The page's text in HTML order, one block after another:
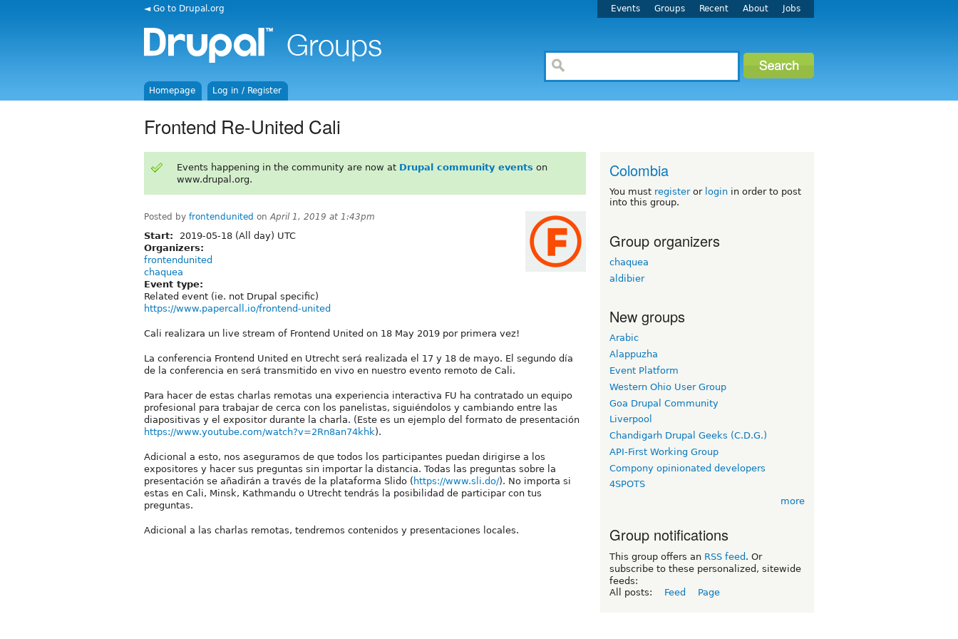
◄ Go to Drupal.org Events Groups Recent About Jobs
Homepage Log in / Register
Frontend Re-United Cali
Events happening in the community are now at Drupal community events on
www.drupal.org.
Posted by frontendunited onApril 1, 2019 at 1:43pm
Start:
2019-05-18 (All day) UTC
Organizers:
frontendunited
chaquea
Event type:
Related event (ie. not Drupal specific)
https://www.papercall.io/frontend-united
Cali realizara un live stream of Frontend United on 18 May 2019 por primera vez!
La conferencia Frontend United en Utrecht será realizada el 17 y 18 de mayo. El segundo día
de la conferencia en será transmitido en vivo en nuestro evento remoto de Cali.
Para hacer de estas charlas remotas una experiencia interactiva FU ha contratado un equipo
profesional para trabajar de cerca con los panelistas, siguiéndolos y cambiando entre las
diapositivas y el expositor durante la charla. (Este es un ejemplo del formato de presentación
https://www.youtube.com/watch?v=2Rn8an74khk).
Adicional a esto, nos aseguramos de que todos los participantes puedan dirigirse a los
expositores y hacer sus preguntas sin importar la distancia. Todas las preguntas sobre la
presentación se añadirán a través de la plataforma Slido ( https://www.sli.do/). No importa si
estas en Cali, Minsk, Kathmandu o Utrecht tendrás la posibilidad de participar con tus
preguntas.
Adicional a las charlas remotas, tendremos contenidos y presentaciones locales.
Colombia
You must registeror login in order to post
into this group.
Group organizers
chaquea
aldibier
New groups
Arabic
Alappuzha
Event Platform
Western Ohio User Group
Goa Drupal Community
Liverpool
Chandigarh Drupal Geeks (C.D.G.)
API-First Working Group
Compony opinionated developers
4SPOTS
more
Group notifications
This group offers an RSS feed . Or
subscribe to these personalized, sitewide
feeds:
All posts:
Feed Page